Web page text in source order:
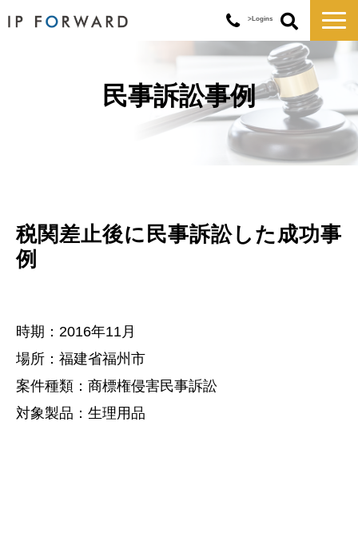
>Logins
サービス一覧
対応実績
コラム
民事訴訟事例
税関差止後に民事訴訟した成功事
例
時期：2016年11月
場所：福建省福州市
案件種類：商標権侵害民事訴訟
対象製品：生理用品